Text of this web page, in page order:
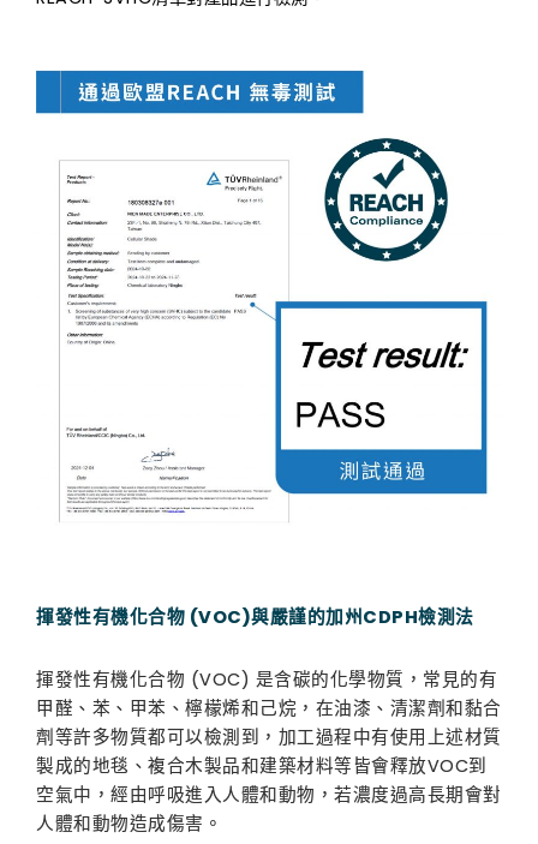
揮發性有機化合物 (VOC)與嚴謹的加州 CDPH檢測法
揮發性有機化合物 (VOC) 是含碳的化學物質，常見的有
甲醛、苯、甲苯、檸檬烯和己烷，在油漆、清潔劑和黏合
劑等許多物質都可以檢測到，加工過程中有使用上述材質
製成的地毯、複合木製品和建築材料等皆會釋放VOC到
空氣中，經由呼吸進入人體和動物，若濃度過高長期會對
人體和動物造成傷害。